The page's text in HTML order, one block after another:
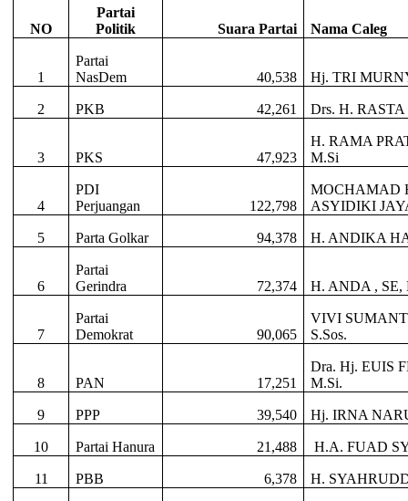
NO
Partai
Politik
Suara Partai Nama Caleg
1
Partai
NasDem
40,538 Hj. TRI
2 PKB 42,261 Drs. H.
3 PKS 47,923
H. RAMA
M.Si
4
PDI
Perjuangan
122,798
MOCHAMAD
ASYIDIKI
5 Parta Golkar 94,378 H. ANDIKA
6
Partai
Gerindra
72,374 H. ANDA , SE,
7
Partai
Demokrat
90,065
VIVI
S.Sos.
8 PAN 17,251
Dra. Hj. EUIS
M.Si.
9 PPP 39,540 Hj. IRNA
10 Partai Hanura 21,488 H.A. FUAD
11 PBB 6,378 H.